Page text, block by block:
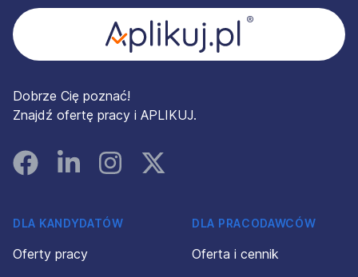
Dobrze Cię poznać!
Znajdź ofertę pracy i APLIKUJ.
FacebookLinked InInstagramInstagram
DLA KANDYDATÓW
Oferty pracy
DLA PRACODAWCÓW
Oferta i cennik